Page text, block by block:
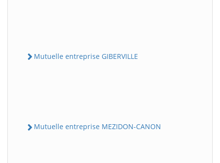
Mutuelle entreprise GIBERVILLE
Mutuelle entreprise MEZIDON-CANON